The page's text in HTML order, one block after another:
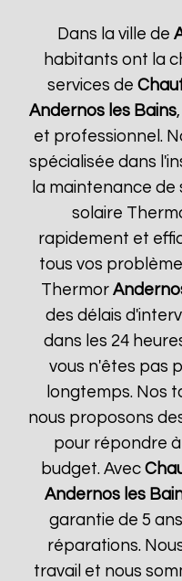
Dans la ville de
habitants ont la
services de
Andernos les Bains
et professionnel.
spécialisée dans
la maintenance
solaire
rapidement et
tous vos
Thermor
des délais
dans les 24
vous n'êtes pas
longtemps. Nos
nous proposons
pour répondre
budget. Avec
Andernos les
garantie de 5
réparations.
travail et nous